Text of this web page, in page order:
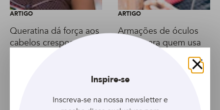
ARTIGO
Queratina dá força aos
cabelos crespos e
ARTIGO
Armações de óculos
ideais para quem usa
cabelo black power
Fechar
Inspire-se
Inscreva-se na nossa newsletter e